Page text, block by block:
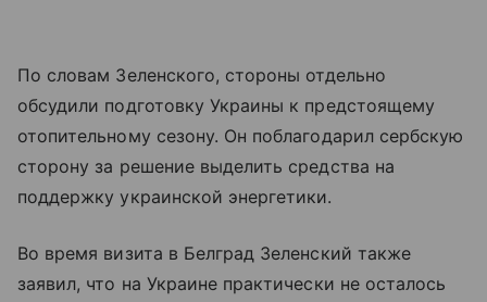
По словам Зеленского, стороны отдельно
обсудили подготовку Украины к предстоящему
отопительному сезону. Он поблагодарил сербскую
сторону за решение выделить средства на
поддержку украинской энергетики.
Во время визита в Белград Зеленский также
заявил, что на Украине практически не осталось